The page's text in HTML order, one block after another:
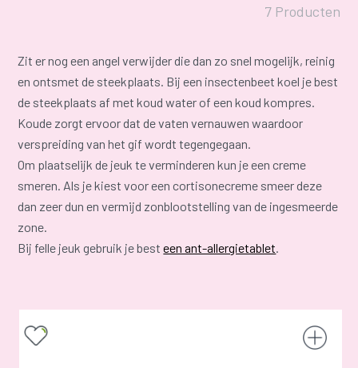
7 Producten
Zit er nog een angel verwijder die dan zo snel mogelijk, reinig
en ontsmet de steekplaats. Bij een insectenbeet koel je best
de steekplaats af met koud water of een koud kompres.
Koude zorgt ervoor dat de vaten vernauwen waardoor
verspreiding van het gif wordt tegengegaan.
Om plaatselijk de jeuk te verminderen kun je een creme
smeren. Als je kiest voor een cortisonecreme smeer deze
dan zeer dun en vermijd zonblootstelling van de ingesmeerde
zone.
Bij felle jeuk gebruik je besteen ant-allergietablet.